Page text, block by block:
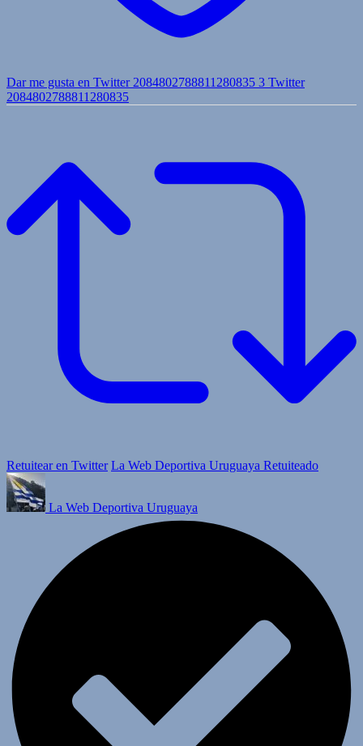
Dar me gusta en Twitter 2084802788811280835 3 Twitter
2084802788811280835
Retuitear en Twitter La Web Deportiva Uruguaya Retuiteado
La Web Deportiva Uruguaya